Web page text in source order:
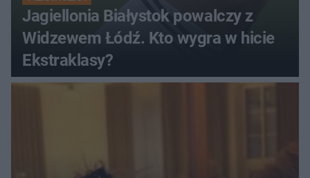
Jagiellonia Białystok powalczy z
Widzewem Łódź. Kto wygra w hicie
Ekstraklasy?